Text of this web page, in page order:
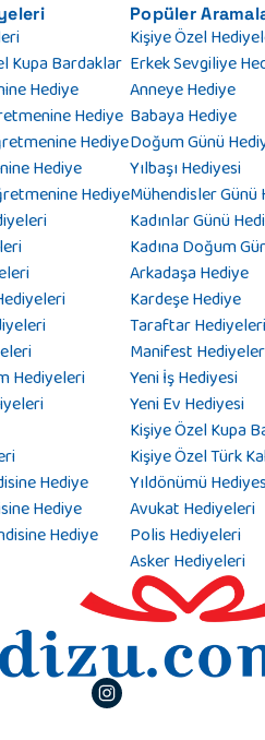
Kupa Bardaklar
Hediye
Hediye
Hediye
Hediye
Hediye
Hediyeleri
Hediye
Hediye
Hediye
Popüler
Kişiye Özel
Erkek Sevgiliye
Anneye Hediye
Babaya Hediye
Doğum Günü
Yılbaşı Hediyesi
Mühendisler Günü
Kadınlar Günü
Kadına Doğum
Arkadaşa Hediye
Kardeşe Hediye
Taraftar Hediyeleri
Manifest
Yeni İş Hediyesi
Yeni Ev Hediyesi
Kişiye Özel Kupa
Kişiye Özel Türk
Yıldönümü
Avukat Hediyeleri
Polis Hediyeleri
Asker Hediyeleri